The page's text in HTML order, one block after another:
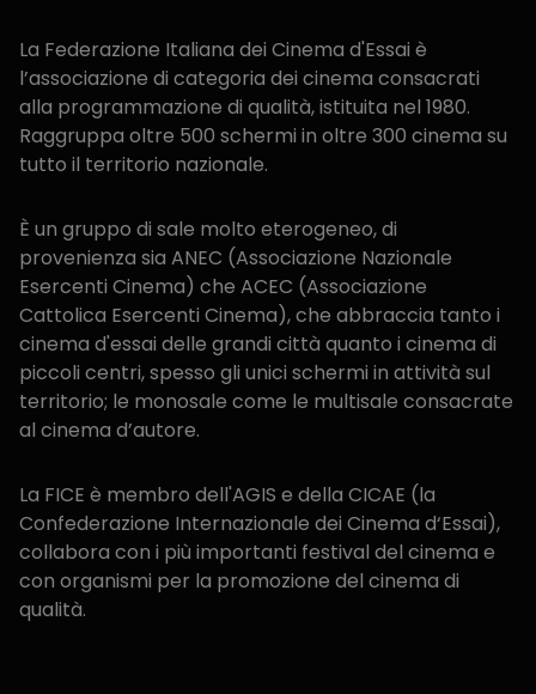
La Federazione Italiana dei Cinema d'Essai è
l’associazione di categoria dei cinema consacrati
alla programmazione di qualità, istituita nel 1980.
Raggruppa oltre 500 schermi in oltre 300 cinema su
tutto il territorio nazionale.
È un gruppo di sale molto eterogeneo, di
provenienza sia ANEC (Associazione Nazionale
Esercenti Cinema) che ACEC (Associazione
Cattolica Esercenti Cinema), che abbraccia tanto i
cinema d'essai delle grandi città quanto i cinema di
piccoli centri, spesso gli unici schermi in attività sul
territorio; le monosale come le multisale consacrate
al cinema d’autore.
La FICE è membro dell'AGIS e della CICAE (la
Confederazione Internazionale dei Cinema d‘Essai),
collabora con i più importanti festival del cinema e
con organismi per la promozione del cinema di
qualità.